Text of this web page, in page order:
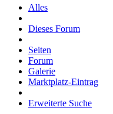
Alles
Dieses Forum
Seiten
Forum
Galerie
Marktplatz-Eintrag
Erweiterte Suche